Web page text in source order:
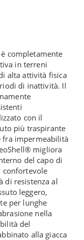
completamente
in terreni
alta attività fisica
di inattività. Il
con il
più traspirante
fra impermeabilità
migliora
del capo di
confortevole
di resistenza al
leggero,
per lunghe
nella
del
alla giacca